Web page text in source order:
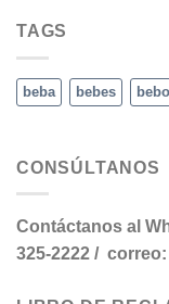
TAGS
beba bebes bebo
CONSÚLTANOS
Contáctanos al
325-2222 /